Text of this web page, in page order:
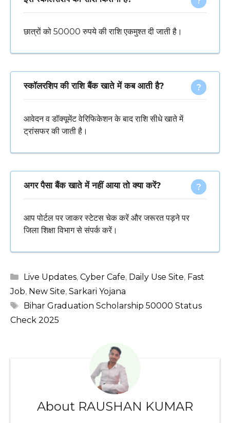
छात्रों को 50000 रुपये की राशि एकमुश्त दी जाती है।
स्कॉलरशिप की राशि बैंक खाते में कब आती है?
आवेदन व डॉक्यूमेंट वेरिफिकेशन के बाद राशि सीधे खाते में
ट्रांसफर की जाती है।
अगर पैसा बैंक खाते में नहीं आया तो क्या करें?
आप पोर्टल पर जाकर स्टेटस चेक करें और जरूरत पड़ने पर
जिला शिक्षा विभाग से संपर्क करें।
Categories
Live Updates, Cyber Cafe, Daily Use Site, Fast
Job, New Site, Sarkari Yojana
Tags
Bihar Graduation Scholarship 50000 Status
Check 2025
About RAUSHAN KUMAR